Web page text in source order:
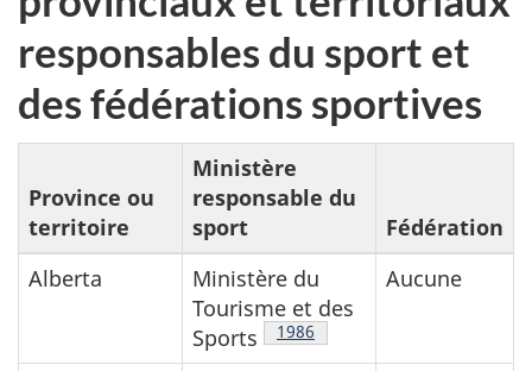
responsables du sport et
des fédérations sportives
Province ou
territoire
Ministère
responsable du
sport
Fédération
Alberta
Ministère du
Tourisme et des
Sports
Note de bas de page
1986
Aucune